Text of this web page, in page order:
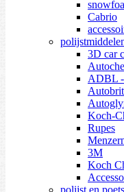
Cabrio
3D car
ADBL
Koch-
Rupes
3M
Koch